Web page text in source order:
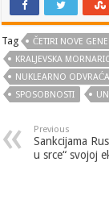
Tag ČETIRI NOVE
KRALJEVSKA
NUKLEARNO
SPOSOBNOSTI
Previous
Sankcijama
u srce“ svojoj